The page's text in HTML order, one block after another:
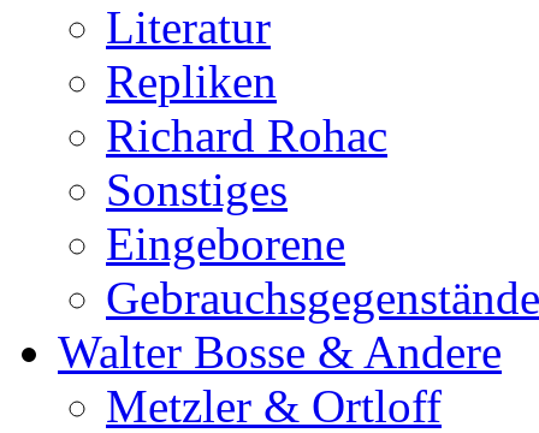
Literatur
Repliken
Richard Rohac
Sonstiges
Eingeborene
Gebrauchsgegenstände
Walter Bosse & Andere
Metzler & Ortloff